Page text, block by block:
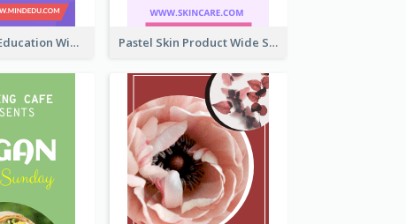
Mindfulness Education Wide Skyscraper Banner Pastel Skin Product Wide Skyscraper Banner Design